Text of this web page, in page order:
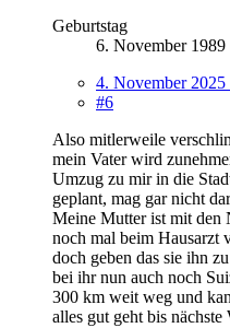
Geburtstag
6. November 1989
4. November 2025
#6
Also mitlerweile
mein Vater wird
Umzug zu mir in die
geplant, mag gar nicht
Meine Mutter ist mit den
noch mal beim Hausarzt
doch geben das sie ihn
bei ihr nun auch noch
300 km weit weg und
alles gut geht bis